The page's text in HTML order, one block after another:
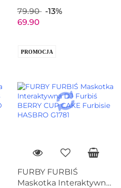
HASBRO G1779
79.90
-13%
69.90
PROMOCJA
FURBY FURBIŚ
Maskotka Interaktywna